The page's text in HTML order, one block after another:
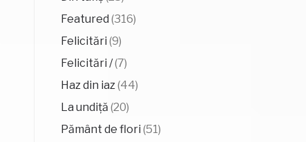
Featured (316)
Felicitări (9)
Felicitări /(7)
Haz din iaz(44)
La undiță (20)
Pământ de flori (51)